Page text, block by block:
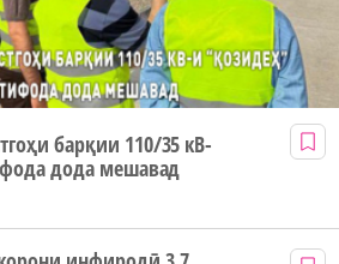
барқии 110/35 кВ-
дода мешавад